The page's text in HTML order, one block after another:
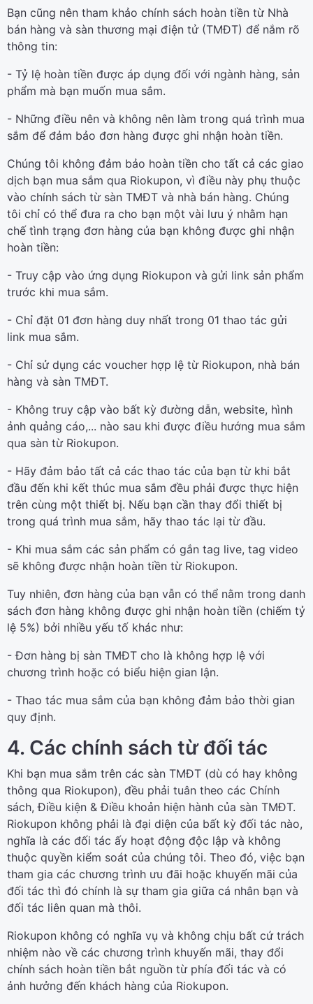
Bạn cũng nên tham khảo chính sách hoàn tiền từ Nhà
bán hàng và sàn thương mại điện tử (TMĐT) để nắm rõ
thông tin:
- Tỷ lệ hoàn tiền được áp dụng đối với ngành hàng, sản
phẩm mà bạn muốn mua sắm.
- Những điều nên và không nên làm trong quá trình mua
sắm để đảm bảo đơn hàng được ghi nhận hoàn tiền.
Chúng tôi không đảm bảo hoàn tiền cho tất cả các giao
dịch bạn mua sắm qua Riokupon, vì điều này phụ thuộc
vào chính sách từ sàn TMĐT và nhà bán hàng. Chúng
tôi chỉ có thể đưa ra cho bạn một vài lưu ý nhằm hạn
chế tình trạng đơn hàng của bạn không được ghi nhận
hoàn tiền:
- Truy cập vào ứng dụng Riokupon và gửi link sản phẩm
trước khi mua sắm.
- Chỉ đặt 01 đơn hàng duy nhất trong 01 thao tác gửi
link mua sắm.
- Chỉ sử dụng các voucher hợp lệ từ Riokupon, nhà bán
hàng và sàn TMĐT.
- Không truy cập vào bất kỳ đường dẫn, website, hình
ảnh quảng cáo,... nào sau khi được điều hướng mua sắm
qua sàn từ Riokupon.
- Hãy đảm bảo tất cả các thao tác của bạn từ khi bắt
đầu đến khi kết thúc mua sắm đều phải được thực hiện
trên cùng một thiết bị. Nếu bạn cần thay đổi thiết bị
trong quá trình mua sắm, hãy thao tác lại từ đầu.
- Khi mua sắm các sản phẩm có gắn tag live, tag video
sẽ không được nhận hoàn tiền từ Riokupon.
Tuy nhiên, đơn hàng của bạn vẫn có thể nằm trong danh
sách đơn hàng không được ghi nhận hoàn tiền (chiếm tỷ
lệ 5%) bởi nhiều yếu tố khác như:
- Đơn hàng bị sàn TMĐT cho là không hợp lệ với
chương trình hoặc có biểu hiện gian lận.
- Thao tác mua sắm của bạn không đảm bảo thời gian
quy định.
4. Các chính sách từ đối tác
Khi bạn mua sắm trên các sàn TMĐT (dù có hay không
thông qua Riokupon), đều phải tuân theo các Chính
sách, Điều kiện & Điều khoản hiện hành của sàn TMĐT.
Riokupon không phải là đại diện của bất kỳ đối tác nào,
nghĩa là các đối tác ấy hoạt động độc lập và không
thuộc quyền kiểm soát của chúng tôi. Theo đó, việc bạn
tham gia các chương trình ưu đãi hoặc khuyến mãi của
đối tác thì đó chính là sự tham gia giữa cá nhân bạn và
đối tác liên quan mà thôi.
Riokupon không có nghĩa vụ và không chịu bất cứ trách
nhiệm nào về các chương trình khuyến mãi, thay đổi
chính sách hoàn tiền bắt nguồn từ phía đối tác và có
ảnh hưởng đến khách hàng của Riokupon.